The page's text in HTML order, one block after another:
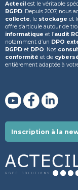
Actecil est le véritable
RGPD. Depuis 2007, nous
collecte, le stockage et
offre s’articule autour de
informatique et l’audit
notamment d’un DPO
RGPD et DPO. Nos
conformité et de
entièrement adaptée à
Inscription à la